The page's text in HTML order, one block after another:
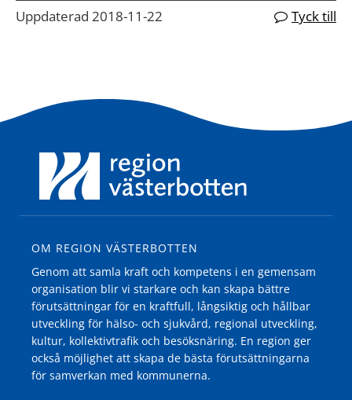
Uppdaterad 2018-11-22 Tyck till
OM REGION VÄSTERBOTTEN
Genom att samla kraft och kompetens i en gemensam
organisation blir vi starkare och kan skapa bättre
förutsättningar för en kraftfull, långsiktig och hållbar
utveckling för hälso- och sjukvård, regional utveckling,
kultur, kollektivtrafik och besöksnäring. En region ger
också möjlighet att skapa de bästa förutsättningarna
för samverkan med kommunerna.